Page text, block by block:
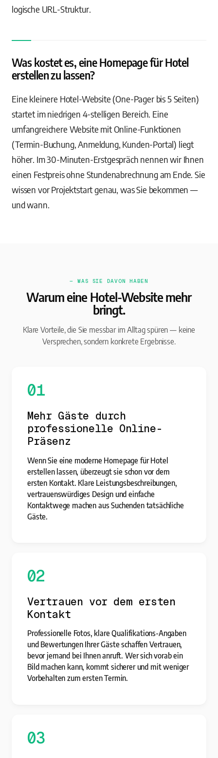
logische URL-Struktur.
Was kostet es, eine Homepage für Hotel
erstellen zu lassen?
Eine kleinere Hotel-Website (One-Pager bis 5 Seiten)
startet im niedrigen 4-stelligen Bereich. Eine
umfangreichere Website mit Online-Funktionen
(Termin-Buchung, Anmeldung, Kunden-Portal) liegt
höher. Im 30-Minuten-Erstgespräch nennen wir Ihnen
einen Festpreis ohne Stundenabrechnung am Ende. Sie
wissen vor Projektstart genau, was Sie bekommen —
und wann.
— WAS SIE DAVON HABEN
Warum eine Hotel-Website mehr
bringt.
Klare Vorteile, die Sie messbar im Alltag spüren — keine
Versprechen, sondern konkrete Ergebnisse.
01
Mehr Gäste durch
professionelle Online-
Präsenz
Wenn Sie eine moderne Homepage für Hotel
erstellen lassen, überzeugt sie schon vor dem
ersten Kontakt. Klare Leistungsbeschreibungen,
vertrauenswürdiges Design und einfache
Kontaktwege machen aus Suchenden tatsächliche
Gäste.
02
Vertrauen vor dem ersten
Kontakt
Professionelle Fotos, klare Qualifikations-Angaben
und Bewertungen Ihrer Gäste schaffen Vertrauen,
bevor jemand bei Ihnen anruft. Wer sich vorab ein
Bild machen kann, kommt sicherer und mit weniger
Vorbehalten zum ersten Termin.
03